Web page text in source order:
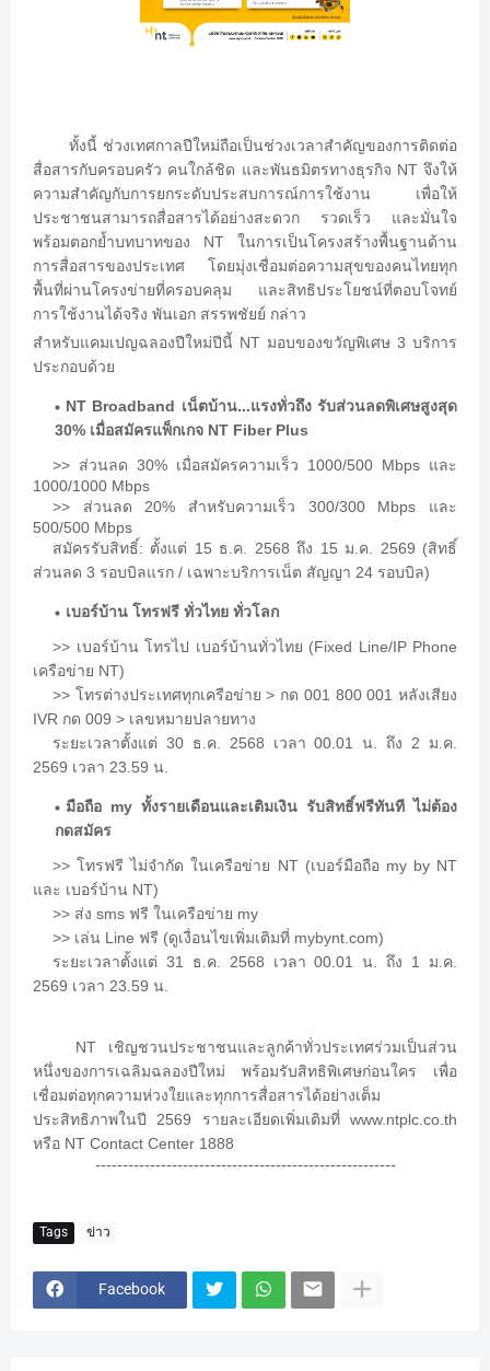
ทั้งนี้ ช่วงเทศกาลปีใหม่ถือเป็นช่วงเวลาสำคัญของการติดต่อ
สื่อสารกับครอบครัว คนใกล้ชิด และพันธมิตรทางธุรกิจ NT จึงให้
ความสำคัญกับการยกระดับประสบการณ์การใช้งาน
เพื่อให้
ประชาชนสามารถสื่อสารได้อย่างสะดวก
รวดเร็ว
และมั่นใจ
พร้อมตอกย้ำบทบาทของ NT ในการเป็นโครงสร้างพื้นฐานด้าน
การสื่อสารของประเทศ
โดยมุ่งเชื่อมต่อความสุขของคนไทยทุก
พื้นที่ผ่านโครงข่ายที่ครอบคลุม
และสิทธิประโยชน์ที่ตอบโจทย์
การใช้งานได้จริง พันเอก สรรพชัยย์ กล่าว
สำหรับแคมเปญฉลองปีใหม่ปีนี้ NT มอบของขวัญพิเศษ 3 บริการ
ประกอบด้วย
NT Broadband เน็ตบ้าน...แรงทั่วถึง รับส่วนลดพิเศษสูงสุด
30% เมื่อสมัครแพ็กเกจ NT Fiber Plus
>> ส่วนลด 30% เมื่อสมัครความเร็ว 1000/500 Mbps และ
1000/1000 Mbps
>>
ส่วนลด 20% สำหรับความเร็ว 300/300 Mbps และ
500/500 Mbps
สมัครรับสิทธิ์: ตั้งแต่ 15 ธ ค . 2568ถึง 15 ม ค . 2569 (สิทธิ์
ส่วนลด 3 รอบบิลแรก / เฉพาะบริการเน็ต สัญญา 24 รอบบิล)
เบอร์บ้าน โทรฟรี ทั่วไทย ทั่วโลก
>> เบอร์บ้าน โทรไป เบอร์บ้านทั่วไทย (Fixed Line/IP Phone
เครือข่าย NT)
>> โทรต่างประเทศทุกเครือข่าย > กด 001 800 001หลังเสียง
IVR กด 009 > เลขหมายปลายทาง
ระยะเวลาตั้งแต่ 30 ธ ค. 2568 เวลา 00.01น .ถึง 2 ม ค
2569 เวลา 23.59 น
มือถือ my ทั้งรายเดือนและเติมเงิน รับสิทธิ์ฟรีทันที ไม่ต้อง
กดสมัคร
>>โทรฟรี ไม่จำกัด ในเครือข่าย NT (เบอร์มือถือmy by NT
และ เบอร์บ้าน NT)
>> ส่ง sms ฟรี ในเครือข่าย my
>> เล่น Line ฟรี (ดูเงื่อนไขเพิ่มเติมที่ mybynt.com)
ระยะเวลาตั้งแต่ 31 ธ ค. 2568 เวลา 00.01น .ถึง 1 ม ค
2569 เวลา 23.59 น
NT เชิญชวนประชาชนและลูกค้าทั่วประเทศร่วมเป็นส่วน
หนึ่งของการเฉลิมฉลองปีใหม่
พร้อมรับสิทธิพิเศษก่อนใคร
เพื่อ
เชื่อมต่อทุกความห่วงใยและทุกการสื่อสารได้อย่างเต็ม
ประสิทธิภาพในปี 2569 รายละเอียดเพิ่มเติมที่www.ntplc.co.th
หรือ NT Contact Center 1888
-------------------------------------------------------
Tags ข่าว
Facebook